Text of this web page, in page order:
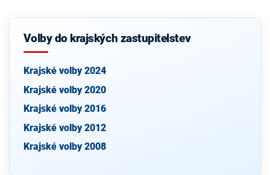
Volby do krajských zastupitelstev
Krajské volby 2024
Krajské volby 2020
Krajské volby 2016
Krajské volby 2012
Krajské volby 2008